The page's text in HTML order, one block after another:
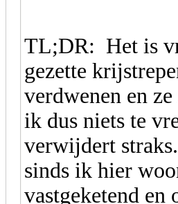
TL;DR: Het is
gezette
verdwenen en
ik dus niets te
verwijdert
sinds ik hier
vastgeketend